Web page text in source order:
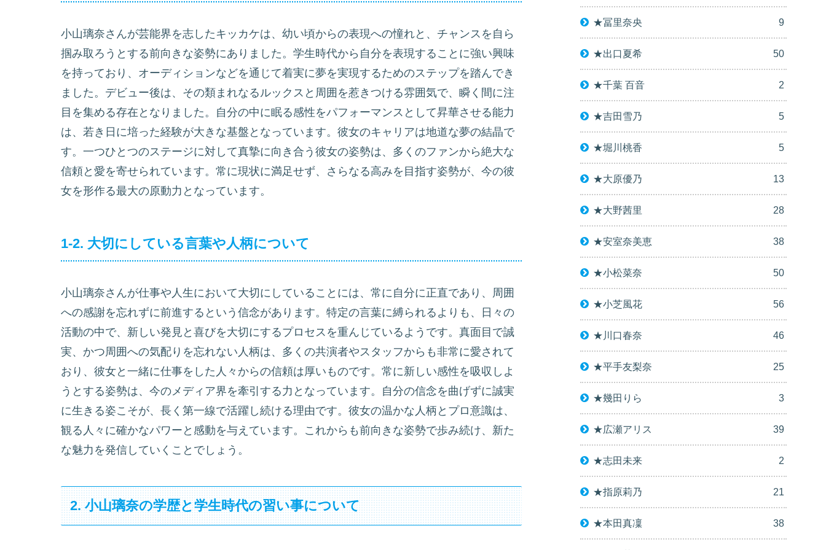
小山璃奈さんが芸能界を志したキッカケは、幼い頃からの表現への憧れと、チャンスを自ら
掴み取ろうとする前向きな姿勢にありました。学生時代から自分を表現することに強い興味
を持っており、オーディションなどを通じて着実に夢を実現するためのステップを踏んでき
ました。デビュー後は、その類まれなるルックスと周囲を惹きつける雰囲気で、瞬く間に注
目を集める存在となりました。自分の中に眠る感性をパフォーマンスとして昇華させる能力
は、若き日に培った経験が大きな基盤となっています。彼女のキャリアは地道な夢の結晶で
す。一つひとつのステージに対して真摯に向き合う彼女の姿勢は、多くのファンから絶大な
信頼と愛を寄せられています。常に現状に満足せず、さらなる高みを目指す姿勢が、今の彼
女を形作る最大の原動力となっています。
1-2. 大切にしている言葉や人柄について
小山璃奈さんが仕事や人生において大切にしていることには、常に自分に正直であり、周囲
への感謝を忘れずに前進するという信念があります。特定の言葉に縛られるよりも、日々の
活動の中で、新しい発見と喜びを大切にするプロセスを重んじているようです。真面目で誠
実、かつ周囲への気配りを忘れない人柄は、多くの共演者やスタッフからも非常に愛されて
おり、彼女と一緒に仕事をした人々からの信頼は厚いものです。常に新しい感性を吸収しよ
うとする姿勢は、今のメディア界を牽引する力となっています。自分の信念を曲げずに誠実
に生きる姿こそが、長く第一線で活躍し続ける理由です。彼女の温かな人柄とプロ意識は、
観る人々に確かなパワーと感動を与えています。これからも前向きな姿勢で歩み続け、新た
な魅力を発信していくことでしょう。
2. 小山璃奈の学歴と学生時代の習い事について
★冨里奈央 9
★出口夏希 50
★千葉 百音 2
★吉田雪乃 5
★堀川桃香 5
★大原優乃 13
★大野茜里 28
★安室奈美恵 38
★小松菜奈 50
★小芝風花 56
★川口春奈 46
★平手友梨奈 25
★幾田りら 3
★広瀬アリス 39
★志田未来 2
★指原莉乃 21
★本田真凜 38